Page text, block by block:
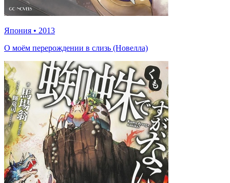
Япония • 2013
О моём перерождении в слизь (Новелла)